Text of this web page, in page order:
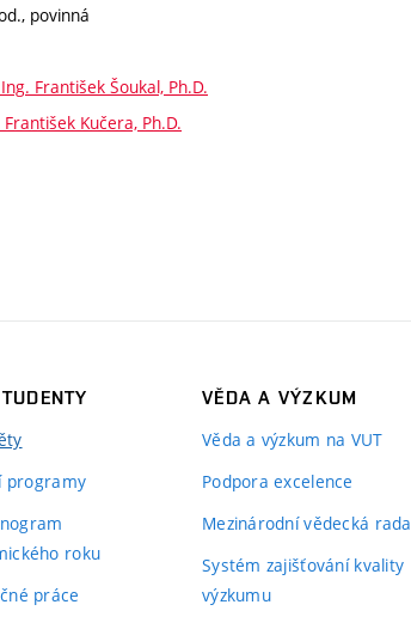
povinná
František Šoukal, Ph.D.
Kučera, Ph.D.
programy
roku
práce
VĚDA A VÝZKUM
Věda a výzkum na VUT
Podpora excelence
Mezinárodní vědecká rada
Systém zajišťování kvality
výzkumu